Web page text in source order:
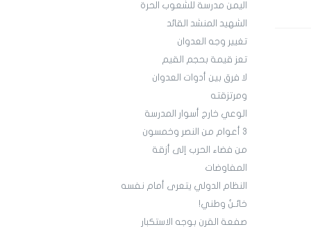
اليمن مدرسة للشعوب الحرة
الشهيد المنشد القائد
تغيير وجه العدوان
تعز قيمة بحجم القيم
لا فرق بين أدوات العدوان
ومرتزقته
الوعي خارج أسوار المدرسة
3 أعوام من النصر وخمسون
من فضاء الحرب إلى أزقة
المفاوضات
النظام الدولي يتعرى أمام نفسه
خائـنٌ وطني!
صفعة القرن بوجه الاستكبار